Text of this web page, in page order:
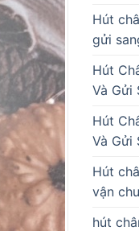
Hút
gửi
Hút
Và Gửi
Hút
Và Gửi
Hút
vận
hút